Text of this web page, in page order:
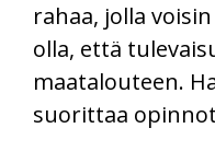
rahaa, jolla
olla, että
maatalouteen.
suorittaa